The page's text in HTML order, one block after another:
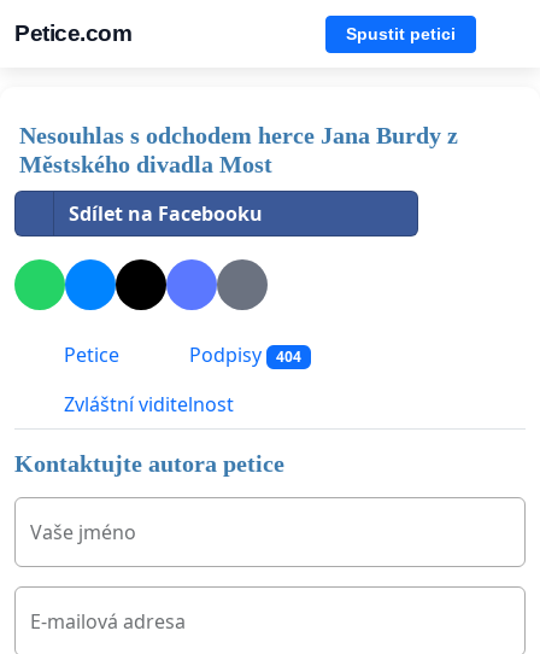
Petice.com Spustit petici
Nesouhlas s odchodem herce Jana Burdy z
Městského divadla Most
Sdílet na Facebooku
Petice Podpisy 404
Zvláštní viditelnost
Kontaktujte autora petice
Vaše jméno
E-mailová adresa